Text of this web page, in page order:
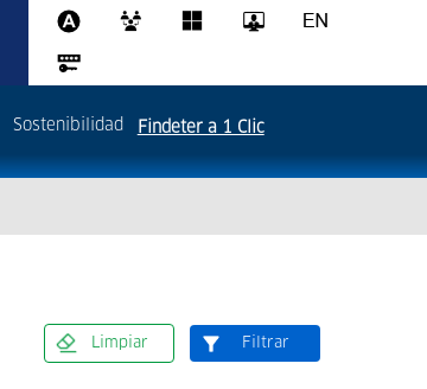
Sostenibilidad Findeter a 1 Clic